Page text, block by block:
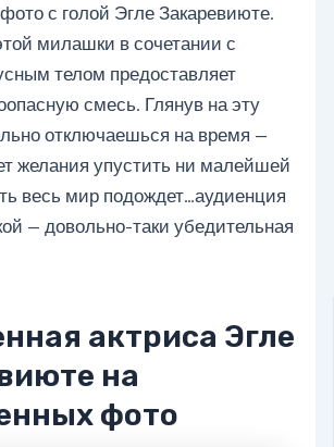
с голой Эгле Закаревиюте.
милашки в сочетании с
телом предоставляет
смесь. Глянув на эту
отключаешься на время —
желания упустить ни малейшей
весь мир подождет…аудиенция
— довольно-таки убедительная
актриса Эгле
на
фото